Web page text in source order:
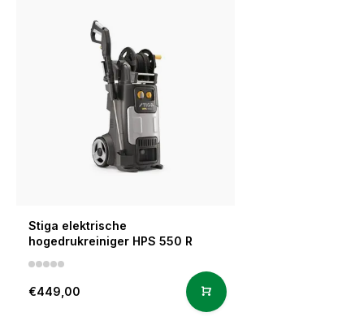
Stiga elektrische
hogedrukreiniger HPS 550 R
€449,00